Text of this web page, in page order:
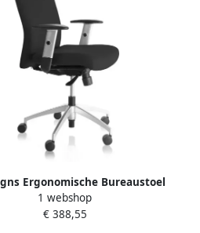
Ergonomische Bureaustoel
NEN 1335 Zwart Aluminium
Onderstel Met Wielen
1 webshop
€ 388,55